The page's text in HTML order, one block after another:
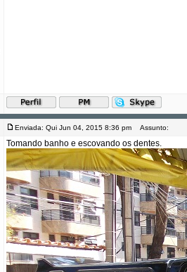
Enviada: Qui Jun 04, 2015 8:36 pm Assunto:
Tomando banho e escovando os dentes.